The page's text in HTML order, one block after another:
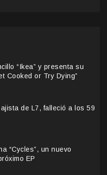
“Ikea” y presenta su
Cooked or Try Dying”
de L7, falleció a los 59
“Cycles”, un nuevo
EP